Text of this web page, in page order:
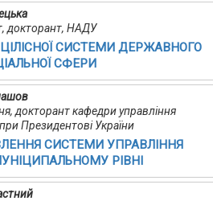
докторант, НАДУ
СИСТЕМИ ДЕРЖАВНОГО
СФЕРИ
докторант кафедри управління
Президентові України
СИСТЕМИ УПРАВЛІННЯ
РІВНІ